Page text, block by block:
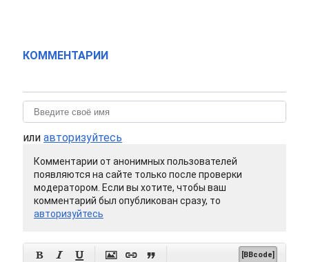
КОММЕНТАРИИ
или авторизуйтесь
Комментарии от анонимных пользователей
появляются на сайте только после проверки
модератором. Если вы хотите, чтобы ваш
комментарий был опубликован сразу, то
авторизуйтесь
      [BBcode]